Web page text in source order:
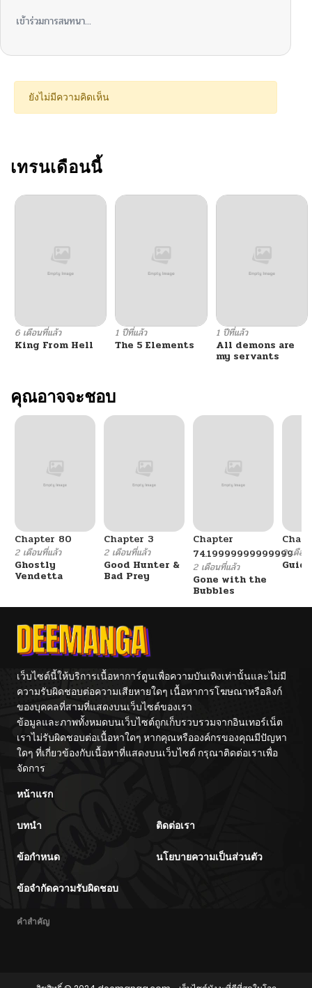
เข้าร่วมการสนทนา...
ยังไม่มีความคิดเห็น
เทรนเดือนนี้
6 เดือนที่แล้ว
King From Hell
1 ปีที่แล้ว
The 5 Elements
1 ปีที่แล้ว
All demons are
my servants
คุณอาจจะชอบ
Chapter 80
2 เดือนที่แล้ว
Ghostly
Vendetta
Chapter 3
2 เดือนที่แล้ว
Good Hunter &
Bad Prey
Chapter
74.19999999999999
2 เดือนที่แล้ว
Gone with the
Bubbles
2 เดือน
เว็บไซต์นี้ให้บริการเนื้อหาการ์ตูนเพื่อความบันเทิงเท่านั้นและไม่มี
ความรับผิดชอบต่อความเสียหายใดๆ เนื้อหาการโฆษณาหรือลิงก์
ของบุคคลที่สามที่แสดงบนเว็บไซต์ของเรา
ข้อมูลและภาพทั้งหมดบนเว็บไซต์ถูกเก็บรวบรวมจากอินเทอร์เน็ต
เราไม่รับผิดชอบต่อเนื้อหาใดๆ หากคุณหรือองค์กรของคุณมีปัญหา
ใดๆ ที่เกี่ยวข้องกับเนื้อหาที่แสดงบนเว็บไซต์ กรุณาติดต่อเราเพื่อ
จัดการ
หน้าแรก
บทนำ ติดต่อเรา
ข้อกำหนด นโยบายความเป็นส่วนตัว
ข้อจำกัดความรับผิดชอบ
คำสำคัญ